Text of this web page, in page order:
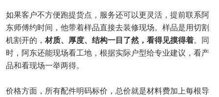
如果客户不方便跑提货点，服务还可以更灵活，提前联系阿
东师傅约时间，他带着样品直接去装修现场。样品是用切割
机割开的， 材质、厚度、结构一目了然，看得见摸得着。同
时，阿东还能现场看工地，根据实际户型给专业建议，看产
品和看现场一举两得。
价格方面，所有配件明码标价，总价就是材料费加上每根导